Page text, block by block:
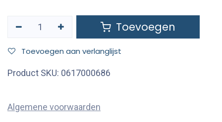
Toevoegen
Toevoegen aan verlanglijst
Product SKU: 0617000686
Algemene voorwaarden